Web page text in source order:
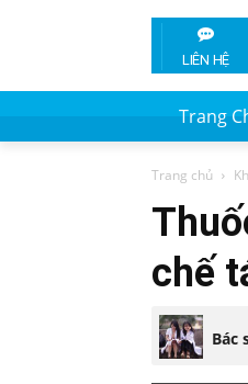
LIÊN HỆ
Trang
Trang chủ
chế
Bác